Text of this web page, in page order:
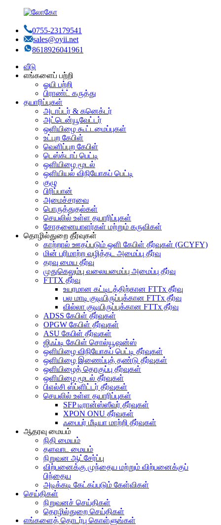
0755-23179541
sales@oyii.net
8618926041961
வீடு
எங்களைப் பற்றி
ஓயி பற்றி
பிராண்ட் கருத்து
தயாரிப்புகள்
அடாப்டர் & கனெக்டர்
அட்டென்யூவேட்டர்
ஒளியிழை கூட்டமைப்புகள்
உட்புற கேபிள்
வெளிப்புற கேபிள்
டெஸ்க்டாப் பெட்டி
ஒளியிழை மூடல்
ஒளியியல் விநியோகப் பெட்டி
குழு
பிரிப்பான்
அமைச்சரவை
பொருத்துதல்கள்
செயலில் உள்ள தயாரிப்புகள்
சோதனையாளர்கள் மற்றும் கருவிகள்
தொழில்துறை தீர்வுகள்
காற்றால் ஊதப்படும் ஒளி கேபிள் தீர்வுகள் (GCYFY)
மின் பரிமாற்ற வழித்தட அமைப்பு தீர்வு
தரவு மைய தீர்வு
முதுகெலும்பு வலையமைப்பு அமைப்பு தீர்வு
FTTX தீர்வு
உயரமான கட்டிடத்திற்கான FTTx தீர்வு
பல மாடி குடியிருப்புக்கான FTTx தீர்வு
வில்லா குடியிருப்புக்கான FTTx தீர்வு
ADSS கேபிள் தீர்வுகள்
OPGW கேபிள் தீர்வுகள்
ASU கேபிள் தீர்வுகள்
ஜிஃப்டி கேபிள் சொல்யூஷன்ஸ்
ஒளியிழை விநியோகப் பெட்டி தீர்வுகள்
ஒளியிழை இணைப்புத் தண்டு தீர்வுகள்
ஒளியிழைத் தொகுப்பு தீர்வுகள்
ஒளியிழை மூடல் தீர்வுகள்
பிஎல்சி ஸ்ப்ளிட்டர் தீர்வுகள்
செயலில் உள்ள தயாரிப்புகள்
SFP டிரான்ஸ்ஸீவர் தீர்வுகள்
XPON ONU தீர்வுகள்
ஃபைபர் மீடியா மாற்றி தீர்வுகள்
ஆதரவு மையம்
நிதி மையம்
தளவாட மையம்
நிறுவன ஆட்சேர்ப்பு
விற்பனைக்கு முந்தைய மற்றும் விற்பனைக்குப்
பிந்தைய
அடிக்கடி கேட்கப்படும் கேள்விகள்
செய்திகள்
நிறுவனச் செய்திகள்
தொழில்துறை செய்திகள்
எங்களைத் தொடர்பு கொள்ளுங்கள்